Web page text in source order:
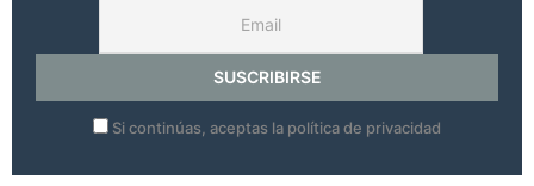
Si continúas, aceptas la política de privacidad